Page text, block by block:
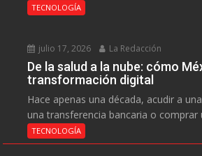
TECNOLOGÍA
julio 17, 2026 La Redacción
De la salud a la nube: cómo
transformación digital
Hace apenas una década, acudir a
una transferencia bancaria o comprar
TECNOLOGÍA